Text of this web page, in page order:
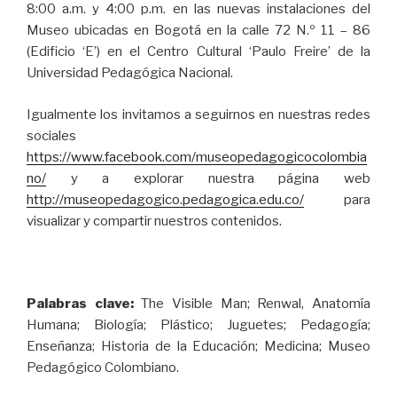
8:00 a.m. y 4:00 p.m. en las nuevas instalaciones del
Museo ubicadas en Bogotá en la calle 72 N.º 11 – 86
(Edificio ‘E’) en el Centro Cultural ‘Paulo Freire’ de la
Universidad Pedagógica Nacional.
Igualmente los invitamos a seguirnos en nuestras redes
sociales
https://www.facebook.com/museopedagogicocolombia
no/ y a explorar nuestra página web
http://museopedagogico.pedagogica.edu.co/ para
visualizar y compartir nuestros contenidos.
Palabras clave:The Visible Man; Renwal, Anatomía
Humana; Biología; Plástico; Juguetes; Pedagogía;
Enseñanza; Historia de la Educación; Medicina; Museo
Pedagógico Colombiano.